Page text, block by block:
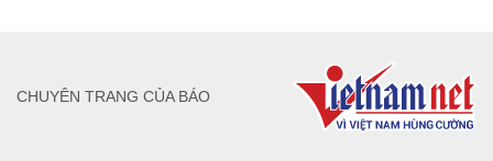
CHUYÊN TRANG CỦA BÁO